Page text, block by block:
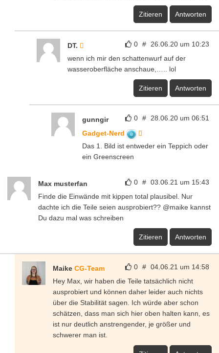
Zitieren Antworten
0 # 26.06.20 um 10:23
DT.
wenn ich mir den schattenwurf auf der
wasseroberfläche anschaue,….. lol
Zitieren Antworten
0 # 28.06.20 um 06:51
gunngir
Gadget-Nerd
Das 1. Bild ist entweder ein Teppich oder
ein Greenscreen
0 # 03.06.21 um 15:43
Max musterfan
Finde die Einwände mit kippen total plausibel. Nur
dachte ich die Teile seien ausprobiert?? @maike kannst
Du dazu mal was schreiben
Zitieren Antworten
0 # 04.06.21 um 14:58
Maike CG-Team
Hey Max, wir haben die Teile tatsächlich nicht
ausprobiert und können daher leider auch nichts
über die Stabilität sagen. Ich würde aber schon
schätzen, dass man sich hier oben halten kann, es
ist nur deutlich anstrengender, je größer und
schwerer man ist.